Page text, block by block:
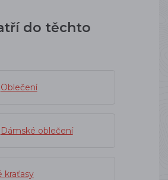
do těchto
Oblečení
Dámské oblečení
kraťasy